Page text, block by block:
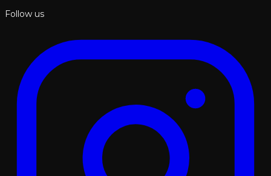
Follow us